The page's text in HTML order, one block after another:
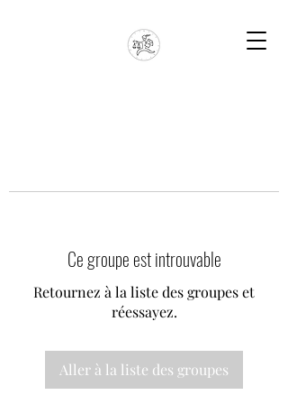
Ce groupe est introuvable
Retournez à la liste des groupes et
réessayez.
Aller à la liste des groupes